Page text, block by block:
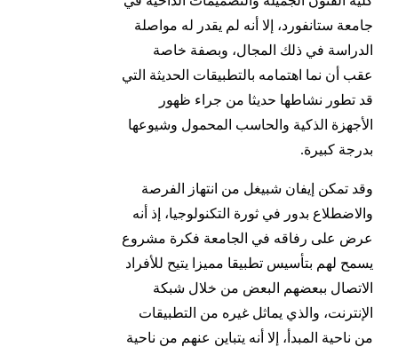
جامعة ستانفورد، إلا أنه لم يقدر له مواصلة
الدراسة في ذلك المجال، وبصفة خاصة
عقب أن نما اهتمامه بالتطبيقات الحديثة التي
قد تطور نشاطها حديثا من جراء ظهور
الأجهزة الذكية والحاسب المحمول وشيوعها
بدرجة كبيرة.
وقد تمكن إيفان شبيغل من انتهاز الفرصة
والاضطلاع بدور في ثورة التكنولوجيا، إذ أنه
عرض على رفاقه في الجامعة فكرة مشروع
يسمح لهم بتأسيس تطبيقا مميزا يتيح للأفراد
الاتصال ببعضهم البعض من خلال شبكة
الإنترنت، والذي يماثل غيره من التطبيقات
من ناحية المبدأ، إلا أنه يتباين عنهم من ناحية